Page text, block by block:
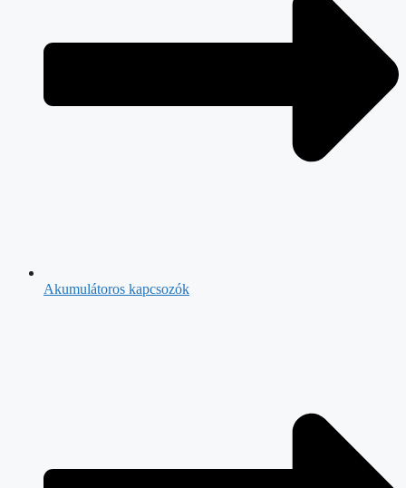
Akumulátoros kapcsozók